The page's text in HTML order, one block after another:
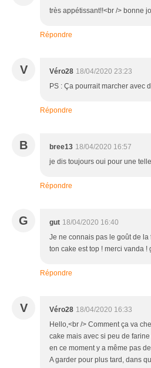
très appétissant!!<br /> bonne
Répondre
V Véro28 18/04/2020 23:23
PS : Ça pourrait marcher avec
Répondre
B bree13 18/04/2020 16:57
je dis toujours oui pour une
Répondre
G gut 18/04/2020 16:40
Je ne connais pas le goût de
ton cake est top ! merci vanda !
Répondre
V Véro28 18/04/2020 16:33
Hello,<br /> Comment ça va
cake mais avec si peu de
en ce moment y a même pas
A garder pour plus tard, dans